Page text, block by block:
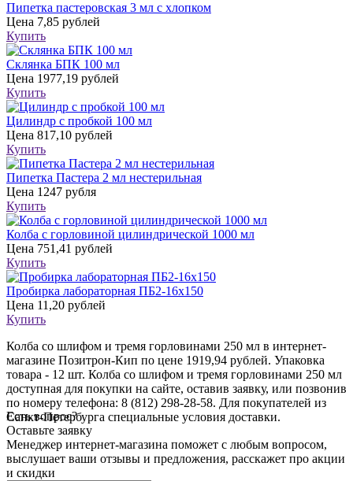
Пипетка пастеровская 3 мл с хлопком
Цена 7,85 рублей
Купить
Склянка БПК 100 мл
Цена 1977,19 рублей
Купить
Цилиндр с пробкой 100 мл
Цена 817,10 рублей
Купить
Пипетка Пастера 2 мл нестерильная
Цена 1247 рубля
Купить
Колба с горловиной цилиндрической 1000 мл
Цена 751,41 рублей
Купить
Пробирка лабораторная ПБ2-16х150
Цена 11,20 рублей
Купить
Колба со шлифом и тремя горловинами 250 мл в интернет-
магазине Позитрон-Кип по цене 1919,94 рублей. Упаковка
товара - 12 шт. Колба со шлифом и тремя горловинами 250 мл
доступная для покупки на сайте, оставив заявку, или позвонив
по номеру телефона: 8 (812) 298-28-58. Для покупателей из
Санкт-Петербурга специальные условия доставки.
Есть вопрос?
Оставьте заявку
Менеджер интернет-магазина поможет с любым вопросом,
выслушает ваши отзывы и предложения, расскажет про акции
и скидки